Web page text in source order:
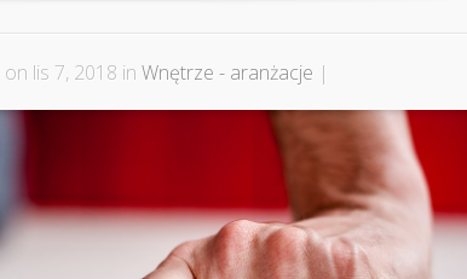
on lis 7, 2018 in Wnętrze - aranżacje |